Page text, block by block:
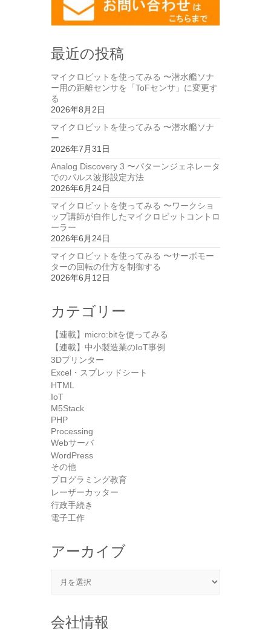
最近の投稿
マイクロビットを使ってみる 〜潜水艦ソナ
ー用の距離センサを「ToFセンサ」に変更す
る
2026年8月2日
マイクロビットを使ってみる 〜潜水艦ソナ
ー
2026年7月31日
Analog Discovery 3 〜パターンジェネレータ
でのパルス波形設定方法
2026年6月24日
マイクロビットを使ってみる 〜ワークショ
ップ講師が自作したマイクロビットコントロ
ーラー
2026年6月24日
マイクロビットを使ってみる 〜サーボモー
ターの回転の仕方を制御する
2026年6月12日
カテゴリー
【連載】micro:bitを使ってみる
【連載】中小製造業のIoT事例
3Dプリンター
Excel・スプレッドシート
HTML
IoT
M5Stack
PHP
Processing
Webサーバ
WordPress
その他
プログラミング教育
レーザーカッター
行政手続き
電子工作
アーカイブ
会社情報